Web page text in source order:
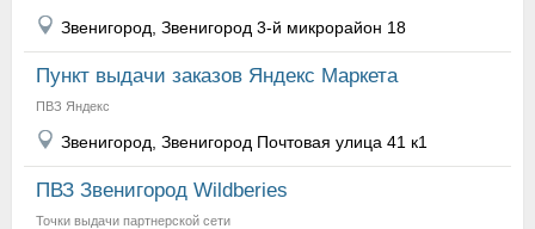
Звенигород, Звенигород 3-й микрорайон 18
Пункт выдачи заказов Яндекс Маркета
ПВЗ Яндекс
Звенигород, Звенигород Почтовая улица 41 к1
ПВЗ Звенигород Wildberies
Точки выдачи партнерской сети